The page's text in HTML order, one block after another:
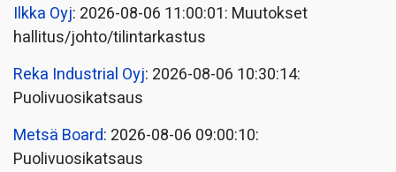
Ilkka Oyj: 2026-08-06 11:00:01: Muutokset
hallitus/johto/tilintarkastus
Reka Industrial Oyj: 2026-08-06 10:30:14:
Puolivuosikatsaus
Metsä Board: 2026-08-06 09:00:10:
Puolivuosikatsaus